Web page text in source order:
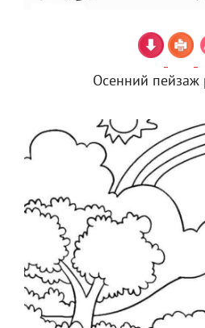
Осенний пейзаж